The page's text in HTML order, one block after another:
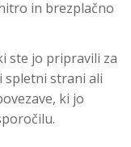
in brezplačno
ste jo pripravili za
spletni strani ali
ki jo